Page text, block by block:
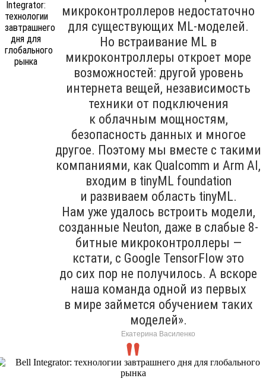
микроконтроллеров недостаточно
для существующих ML-моделей.
Но встраивание ML в
микроконтроллеры откроет море
возможностей: другой уровень
интернета вещей, независимость
техники от подключения
к облачным мощностям,
безопасность данных и многое
другое. Поэтому мы вместе с такими
компаниями, как Qualcomm и Arm AI,
входим в tinyML foundation
и развиваем область tinyML.
Нам уже удалось встроить модели,
созданные Neuton, даже в слабые 8-
битные микроконтроллеры —
кстати, с Google TensorFlow это
до сих пор не получилось. А вскоре
наша команда одной из первых
в мире займется обучением таких
моделей».
Екатерина Василенко